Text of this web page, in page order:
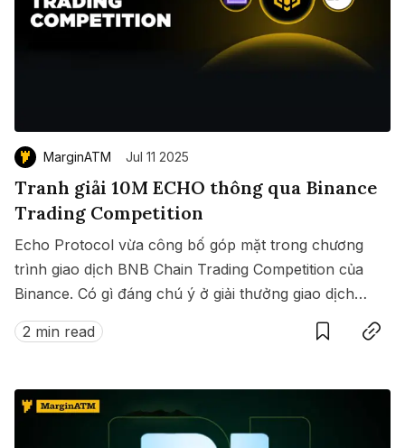
MarginATM Jul 11 2025
Tranh giải 10M ECHO thông qua Binance
Trading Competition
Echo Protocol vừa công bố góp mặt trong chương
trình giao dịch BNB Chain Trading Competition của
Binance. Có gì đáng chú ý ở giải thưởng giao dịch
này?
2 min read
SaveCopy link